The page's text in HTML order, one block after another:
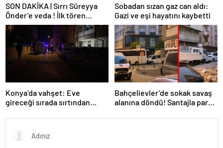
SON DAKİKA | Sırrı Süreyya
Önder’e veda ! İlk tören
AKM’de yapılıyor
Sobadan sızan gaz can aldı:
Gazi ve eşi hayatını kaybetti
Konya’da vahşet: Eve
gireceği sırada sırtından
Bahçelievler’de sokak savaş
alanına döndü! Santajla para